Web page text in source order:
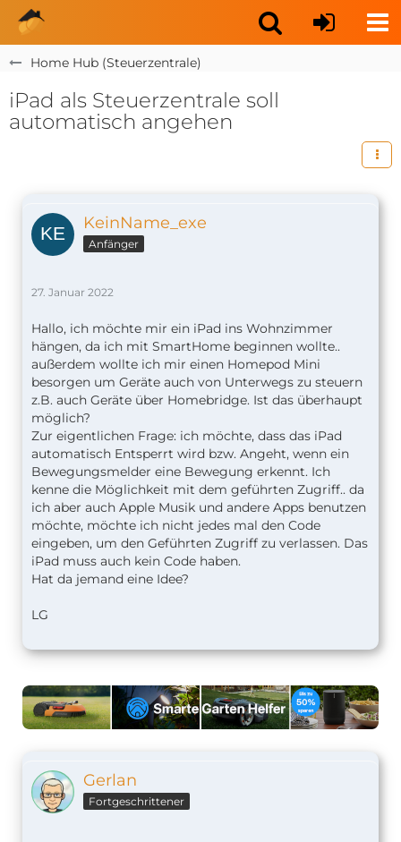
Home Hub (Steuerzentrale)
iPad als Steuerzentrale soll
automatisch angehen
KeinName_exe
Anfänger
27. Januar 2022
Hallo, ich möchte mir ein iPad ins Wohnzimmer
hängen, da ich mit SmartHome beginnen wollte..
außerdem wollte ich mir einen Homepod Mini
besorgen um Geräte auch von Unterwegs zu steuern
z.B. auch Geräte über Homebridge. Ist das überhaupt
möglich?
Zur eigentlichen Frage: ich möchte, dass das iPad
automatisch Entsperrt wird bzw. Angeht, wenn ein
Bewegungsmelder eine Bewegung erkennt. Ich
kenne die Möglichkeit mit dem geführten Zugriff.. da
ich aber auch Apple Musik und andere Apps benutzen
möchte, möchte ich nicht jedes mal den Code
eingeben, um den Geführten Zugriff zu verlassen. Das
iPad muss auch kein Code haben.
Hat da jemand eine Idee?
LG
Gerlan
Fortgeschrittener